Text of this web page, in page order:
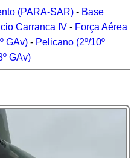
(PARA-SAR) - Base
Carranca IV - Força Aérea
GAv) - Pelicano (2º/10º
GAv)